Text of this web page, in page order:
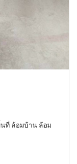
ที่ ล้อมบ้าน ล้อม